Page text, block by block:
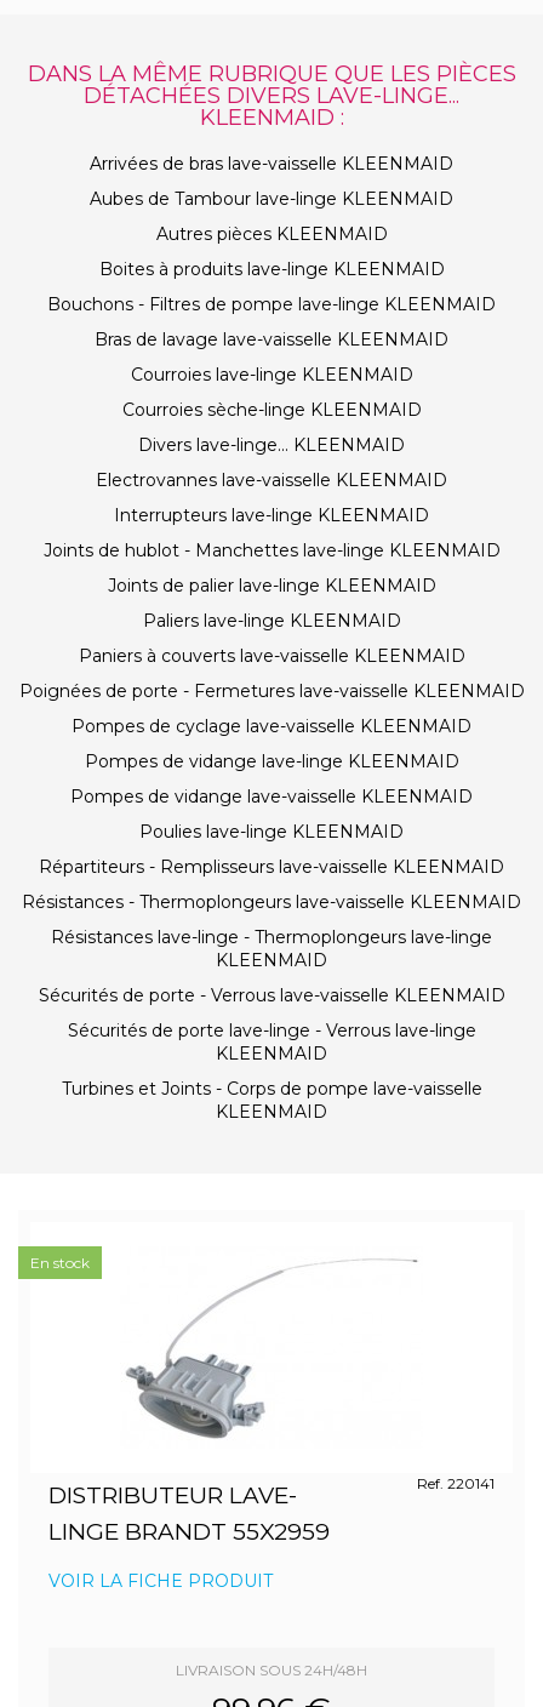
DANS LA MÊME RUBRIQUE QUE LES PIÈCES
DÉTACHÉES DIVERS LAVE-LINGE...
KLEENMAID :
Arrivées de bras lave-vaisselle KLEENMAID
Aubes de Tambour lave-linge KLEENMAID
Autres pièces KLEENMAID
Boites à produits lave-linge KLEENMAID
Bouchons - Filtres de pompe lave-linge KLEENMAID
Bras de lavage lave-vaisselle KLEENMAID
Courroies lave-linge KLEENMAID
Courroies sèche-linge KLEENMAID
Divers lave-linge... KLEENMAID
Electrovannes lave-vaisselle KLEENMAID
Interrupteurs lave-linge KLEENMAID
Joints de hublot - Manchettes lave-linge KLEENMAID
Joints de palier lave-linge KLEENMAID
Paliers lave-linge KLEENMAID
Paniers à couverts lave-vaisselle KLEENMAID
Poignées de porte - Fermetures lave-vaisselle KLEENMAID
Pompes de cyclage lave-vaisselle KLEENMAID
Pompes de vidange lave-linge KLEENMAID
Pompes de vidange lave-vaisselle KLEENMAID
Poulies lave-linge KLEENMAID
Répartiteurs - Remplisseurs lave-vaisselle KLEENMAID
Résistances - Thermoplongeurs lave-vaisselle KLEENMAID
Résistances lave-linge - Thermoplongeurs lave-linge
KLEENMAID
Sécurités de porte - Verrous lave-vaisselle KLEENMAID
Sécurités de porte lave-linge - Verrous lave-linge
KLEENMAID
Turbines et Joints - Corps de pompe lave-vaisselle
KLEENMAID
DISTRIBUTEUR LAVE-
LINGE BRANDT 55X2959
Ref. 220141
VOIR LA FICHE PRODUIT
LIVRAISON SOUS 24H/48H
En stock